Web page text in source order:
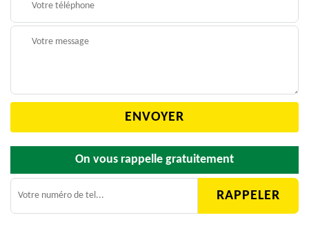
On vous rappelle gratuitement